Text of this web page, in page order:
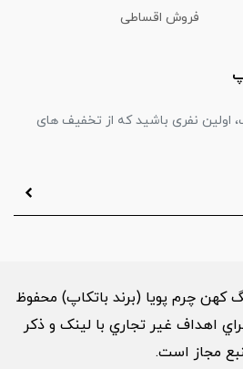
فروش اقساطی
اولین نفری باشید که از تخفیف های
کهن چرم پویا (برند باتکاپ) محفوظ
اهداف غير تجاري با لینک و ذکر
مجاز است.